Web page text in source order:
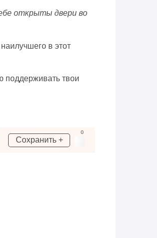
открыты двери во
в этот
поддерживать твои
Сохранить +
0